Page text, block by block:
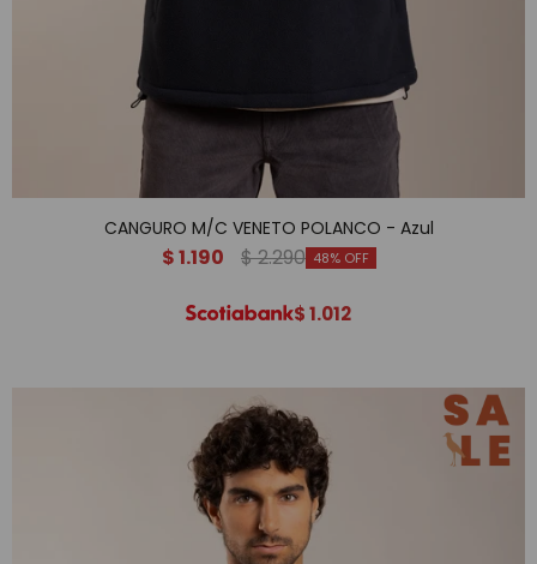
CANGURO M/C VENETO POLANCO - Azul
$1.190 $2.290 48
$1.012